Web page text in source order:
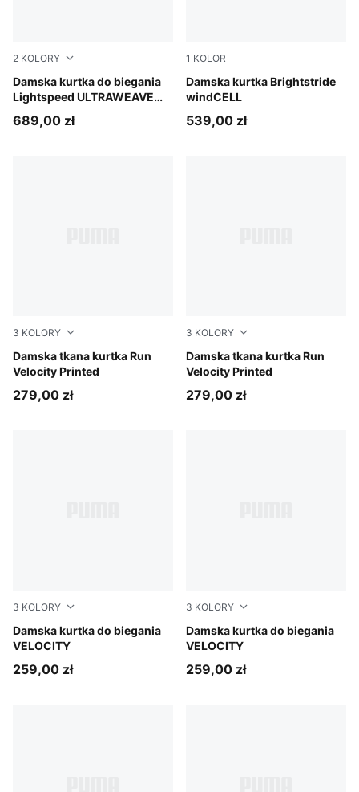
2 KOLORY
Damska kurtka do biegania
Lightspeed ULTRAWEAVE
Inky Depths
689,00 zł
1 KOLOR
Damska kurtka Brightstride
windCELL
Créme De Mint
539,00 zł
3 KOLORY
Damska tkana kurtka Run
Velocity Printed
Créme De Mint
279,00 zł
3 KOLORY
Damska tkana kurtka Run
Velocity Printed
Puma Black
279,00 zł
3 KOLORY
Damska kurtka do biegania
VELOCITY
Light Lavender
259,00 zł
3 KOLORY
Damska kurtka do biegania
VELOCITY
Puma Black
259,00 zł